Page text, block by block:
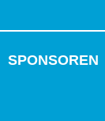
SPONSOREN